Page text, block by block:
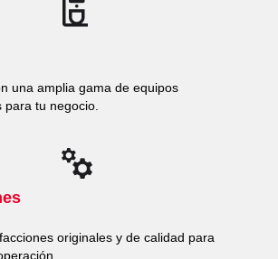
una amplia gama de equipos
para tu negocio.
originales y de calidad para